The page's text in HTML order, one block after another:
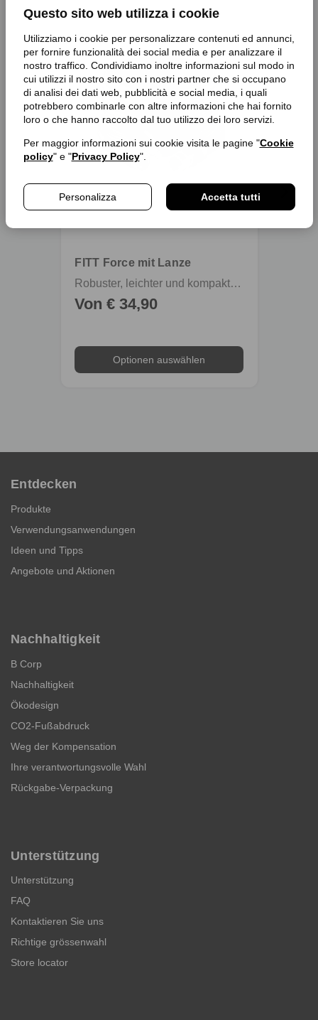
Questo sito web utilizza i cookie
Utilizziamo i cookie per personalizzare contenuti ed annunci,
per fornire funzionalità dei social media e per analizzare il
nostro traffico. Condividiamo inoltre informazioni sul modo in
cui utilizzi il nostro sito con i nostri partner che si occupano
di analisi dei dati web, pubblicità e social media, i quali
potrebbero combinarle con altre informazioni che hai fornito
loro o che hanno raccolto dal tuo utilizzo dei loro servizi.
Per maggior informazioni sui cookie visita le pagine "Cookie
policy" e "Privacy Policy".
Personalizza Accetta tutti
favorite_border
FITT Force mit Lanze
Robuster, leichter und kompakter Gartenschlauch mit Schlauchkverbindern und Spritze
Von € 34,90
Optionen auswählen
favorite_border
Entdecken
Produkte
Verwendungsanwendungen
Ideen und Tipps
Angebote und Aktionen
Nachhaltigkeit
B Corp
Nachhaltigkeit
Ökodesign
CO2-Fußabdruck
Weg der Kompensation
Ihre verantwortungsvolle Wahl
Rückgabe-Verpackung
Unterstützung
Unterstützung
FAQ
Kontaktieren Sie uns
Richtige grössenwahl
Store locator